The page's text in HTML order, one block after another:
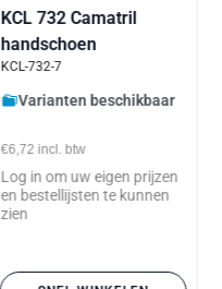
KCL 732 Camatril
handschoen
KCL-732-7
Varianten beschikbaar
€6,72 incl. btw
Log in om uw eigen prijzen
en bestellijsten te kunnen
zien